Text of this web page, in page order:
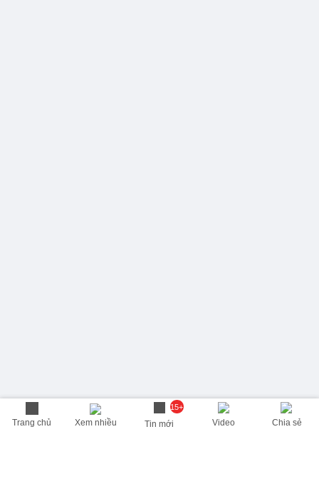
Trang chủ Xem nhiều
15+
Tin mới Video Chia sẻ